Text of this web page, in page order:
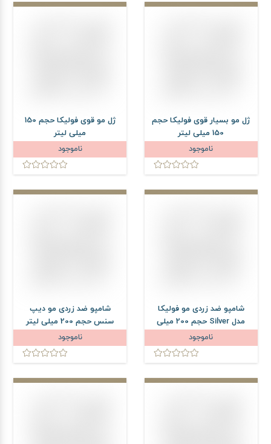
ژل مو بسیار قوی فولیکا حجم
150 میلی لیتر
ناموجود
ژل مو قوی فولیکا حجم 150
میلی لیتر
ناموجود
شامپو ضد زردی مو فولیکا
مدل Silver حجم 200 میلی
لیتر
ناموجود
شامپو ضد زردی مو دیپ
سنس حجم 200 میلی لیتر
ناموجود